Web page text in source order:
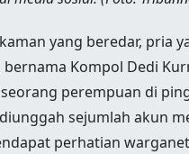
yang beredar, pria
Kompol Dedi
perempuan di
sejumlah akun
perhatian